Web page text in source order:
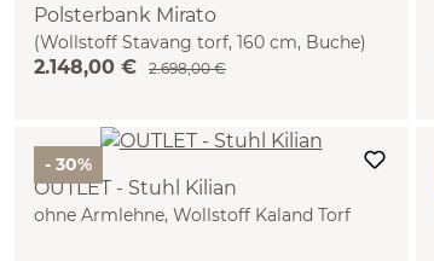
Polsterbank Mirato
(Wollstoff Stavang torf, 160 cm, Buche)
2.148,00 € 2.698,00 €
- 30%
OUTLET - Stuhl Kilian
ohne Armlehne, Wollstoff Kaland Torf